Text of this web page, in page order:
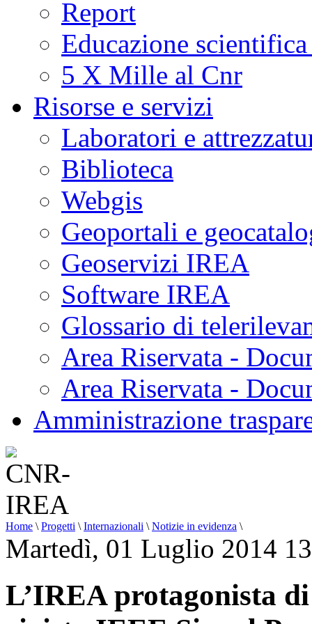
Report
Educazione
5 X Mille al Cnr
Risorse e servizi
Laboratori e
Biblioteca
Webgis
Geoportali e
Geoservizi IREA
Software IREA
Glossario di
Area Riservata -
Area Riservata -
Amministrazione
Home \ Progetti \ Internazionali \ Notizie in evidenza \
Martedì, 01 Luglio 2014
L’IREA protagonista